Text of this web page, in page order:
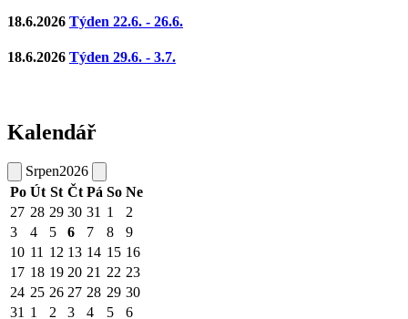
18.6.2026 Týden 22.6. - 26.6.
18.6.2026 Týden 29.6. - 3.7.
Kalendář
Srpen2026
Po Út St Čt Pá So Ne
27 28 29 30 31 1
2
3
4 5 6 7 8
9
10 11 12 13 14 15 16
17 18 19 20 21 22 23
24 25 26 27 28 29 30
31 1 2 3 4 5 6